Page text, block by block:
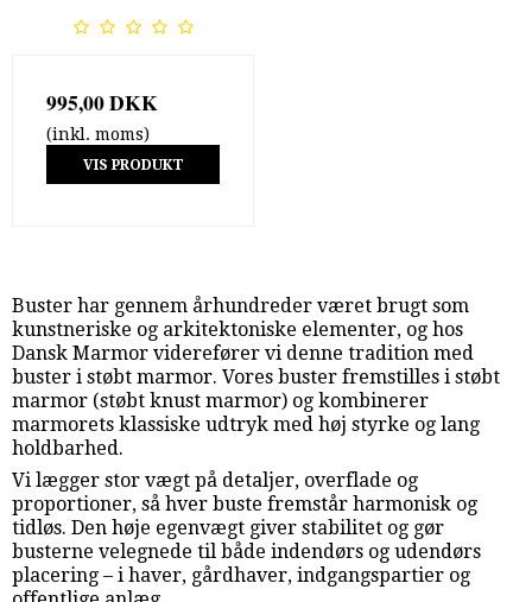
995,00 DKK
(inkl. moms)
VIS PRODUKT
Buster har gennem århundreder været brugt som
kunstneriske og arkitektoniske elementer, og hos
Dansk Marmor viderefører vi denne tradition med
buster i støbt marmor. Vores buster fremstilles i støbt
marmor (støbt knust marmor) og kombinerer
marmorets klassiske udtryk med høj styrke og lang
holdbarhed.
Vi lægger stor vægt på detaljer, overflade og
proportioner, så hver buste fremstår harmonisk og
tidløs. Den høje egenvægt giver stabilitet og gør
busterne velegnede til både indendørs og udendørs
placering – i haver, gårdhaver, indgangspartier og